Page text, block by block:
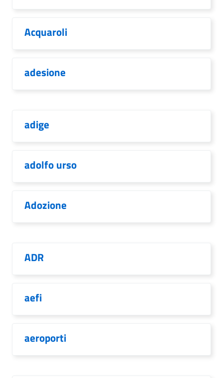
Acquaroli
adesione
adige
adolfo urso
Adozione
ADR
aefi
aeroporti